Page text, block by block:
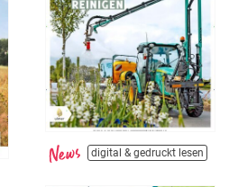
digital & gedruckt lesen